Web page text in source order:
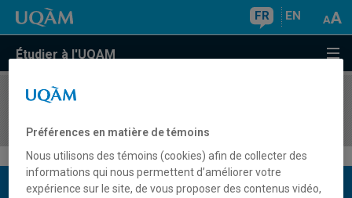
FR EN
Étudier à l'UQAM
COURS//
Description du cours
Préférences en matière de témoins
Nous utilisons des témoins (cookies) afin de collecter des
informations qui nous permettent d’améliorer votre
expérience sur le site, de vous proposer des contenus vidéo,